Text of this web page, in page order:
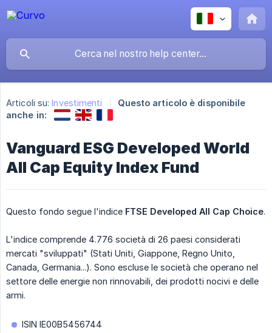
Articoli su: Investimenti
Questo articolo è disponibile
anche in:
Vanguard ESG Developed World
All Cap Equity Index Fund
Questo fondo segue l'indice FTSE Developed All Cap Choice.
L'indice comprende 4.776 società di 26 paesi considerati
mercati "sviluppati" (Stati Uniti, Giappone, Regno Unito,
Canada, Germania...). Sono escluse le società che operano nel
settore delle energie non rinnovabili, dei prodotti nocivi e delle
armi.
ISIN IE00B5456744